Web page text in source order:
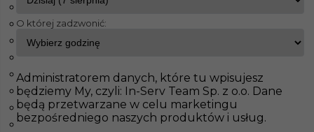
InServ Oferty pracy
Pokaż filtr
Weisenheim
Weilerswist
Holzwickede
Walldorf
Oberhausen
Nürnberg
Veitshöchheim
O której zadzwonić:
Administratorem danych, które tu wpisujesz
będziemy My, czyli: In-Serv Team Sp. z o.o. Dane
będą przetwarzane w celu marketingu
bezpośredniego naszych produktów i usług.